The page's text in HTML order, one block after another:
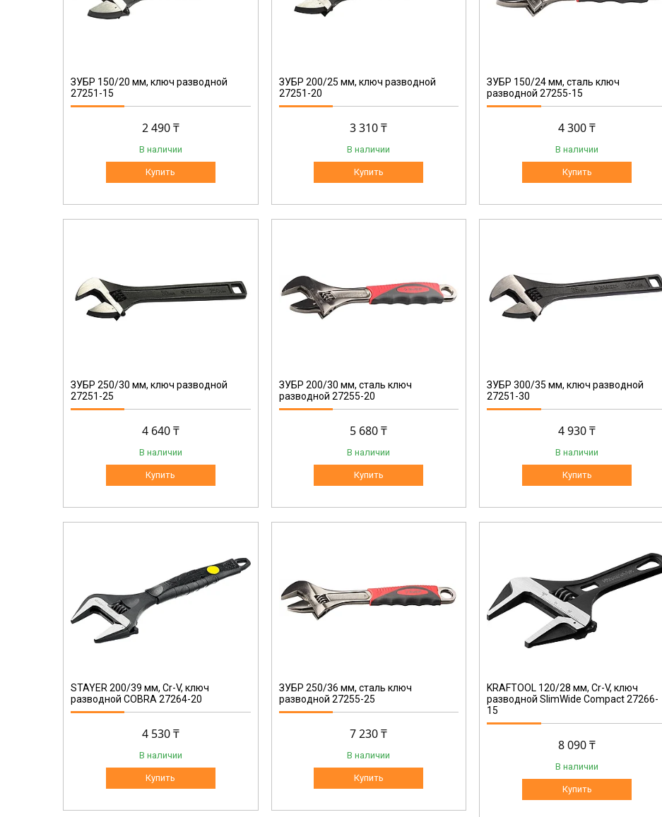
ЗУБР 150/20 мм, ключ разводной
27251-15
2 490 ₸
В наличии
Купить
ЗУБР 200/25 мм, ключ разводной
27251-20
3 310 ₸
В наличии
Купить
ЗУБР 150/24 мм, сталь ключ
разводной 27255-15
4 300 ₸
В наличии
Купить
ЗУБР 250/30 мм, ключ разводной
27251-25
4 640 ₸
В наличии
Купить
ЗУБР 200/30 мм, сталь ключ
разводной 27255-20
5 680 ₸
В наличии
Купить
ЗУБР 300/35 мм, ключ разводной
27251-30
4 930 ₸
В наличии
Купить
STAYER 200/39 мм, Cr-V, ключ
разводной COBRA 27264-20
4 530 ₸
В наличии
Купить
ЗУБР 250/36 мм, сталь ключ
разводной 27255-25
7 230 ₸
В наличии
Купить
KRAFTOOL 120/28 мм, Cr-V, ключ
разводной SlimWide Compact 27266-
15
8 090 ₸
В наличии
Купить